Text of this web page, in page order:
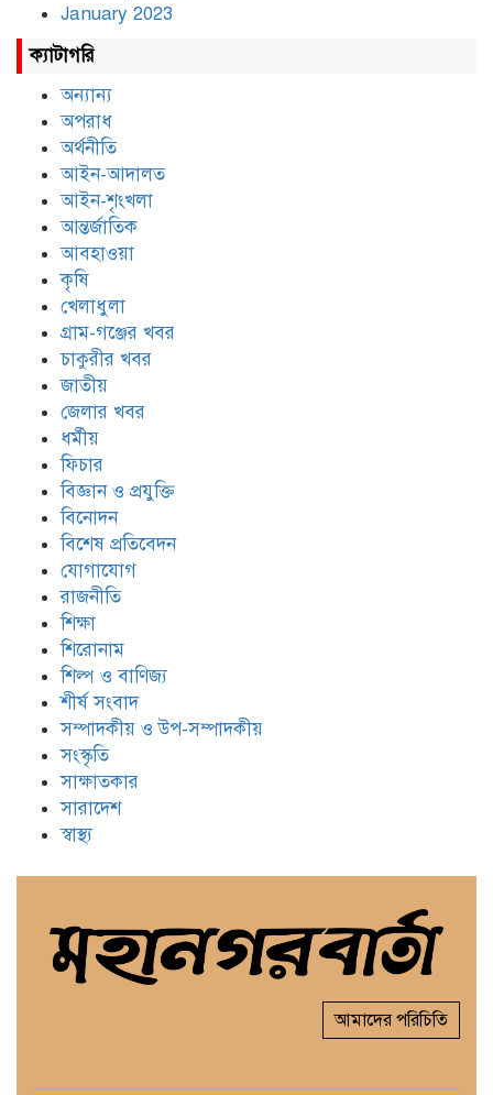
January 2023
ক্যাটাগরি
অন্যান্য
অপরাধ
অর্থনীতি
আইন-আদালত
আইন-শৃংখলা
আন্তর্জাতিক
আবহাওয়া
কৃষি
খেলাধুলা
গ্রাম-গঞ্জের খবর
চাকুরীর খবর
জাতীয়
জেলার খবর
ধর্মীয়
ফিচার
বিজ্ঞান ও প্রযুক্তি
বিনোদন
বিশেষ প্রতিবেদন
যোগাযোগ
রাজনীতি
শিক্ষা
শিরোনাম
শিল্প ও বাণিজ্য
শীর্ষ সংবাদ
সম্পাদকীয় ও উপ-সম্পাদকীয়
সংস্কৃতি
সাক্ষাতকার
সারাদেশ
স্বাস্থ্য
আমাদের পরিচিতি